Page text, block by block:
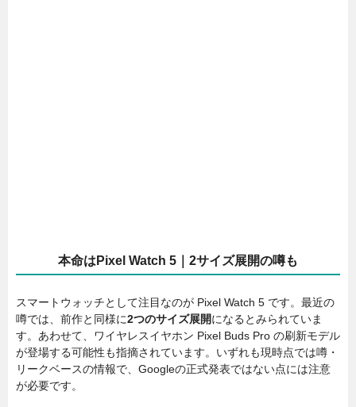
本命はPixel Watch 5｜2サイズ展開の噂も
スマートウォッチとして注目なのが Pixel Watch 5 です。最近の
噂では、前作と同様に2つのサイズ展開になるとみられていま
す。あわせて、ワイヤレスイヤホン Pixel Buds Pro の刷新モデル
が登場する可能性も指摘されています。いずれも現時点では噂・
リークベースの情報で、Googleの正式発表ではない点には注意
が必要です。